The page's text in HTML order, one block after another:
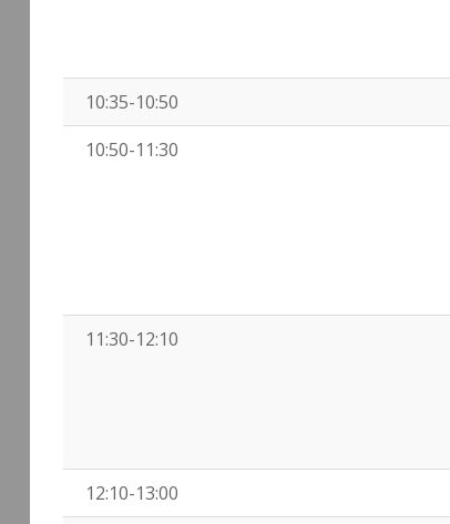
10:35-10:50
10:50-11:30
11:30-12:10
12:10-13:00